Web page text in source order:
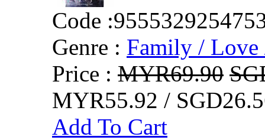
Code :
Genre : Family / Love
Price : MYR69.90
MYR55.92 /
Add To Cart